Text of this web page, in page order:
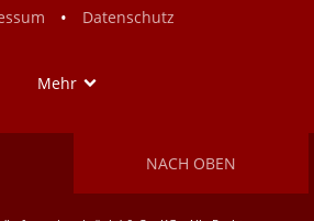
• Datenschutz
Mehr
NACH OBEN